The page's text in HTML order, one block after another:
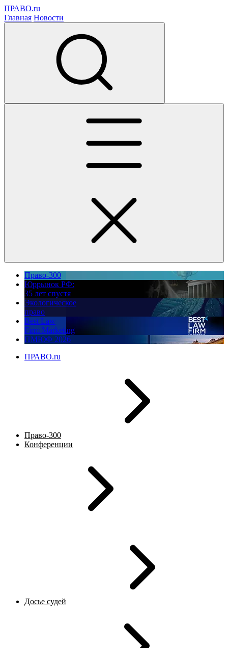
ПРАВО.ru
Главная Новости
Право-300
Юррынок РФ:
35 лет спустя
Экологическое
право
Best Law
Firm Marketing
ПМЮФ 2026
ПРАВО.ru
Право-300
Конференции
Досье судей